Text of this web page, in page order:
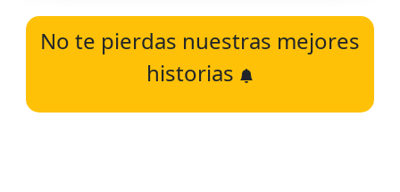
No te pierdas nuestras mejores
historias